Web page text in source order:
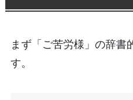
まず「ご苦労様」の辞書
す。